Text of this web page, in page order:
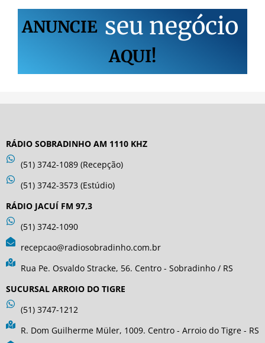
ANUNCIE seu negócio
AQUI!
RÁDIO SOBRADINHO AM 1110 KHZ
(51) 3742-1089 (Recepção)
(51) 3742-3573 (Estúdio)
RÁDIO JACUÍ FM 97,3
(51) 3742-1090
recepcao@radiosobradinho.com.br
Rua Pe. Osvaldo Stracke, 56. Centro - Sobradinho / RS
SUCURSAL ARROIO DO TIGRE
(51) 3747-1212
R. Dom Guilherme Müler, 1009. Centro - Arroio do Tigre - RS